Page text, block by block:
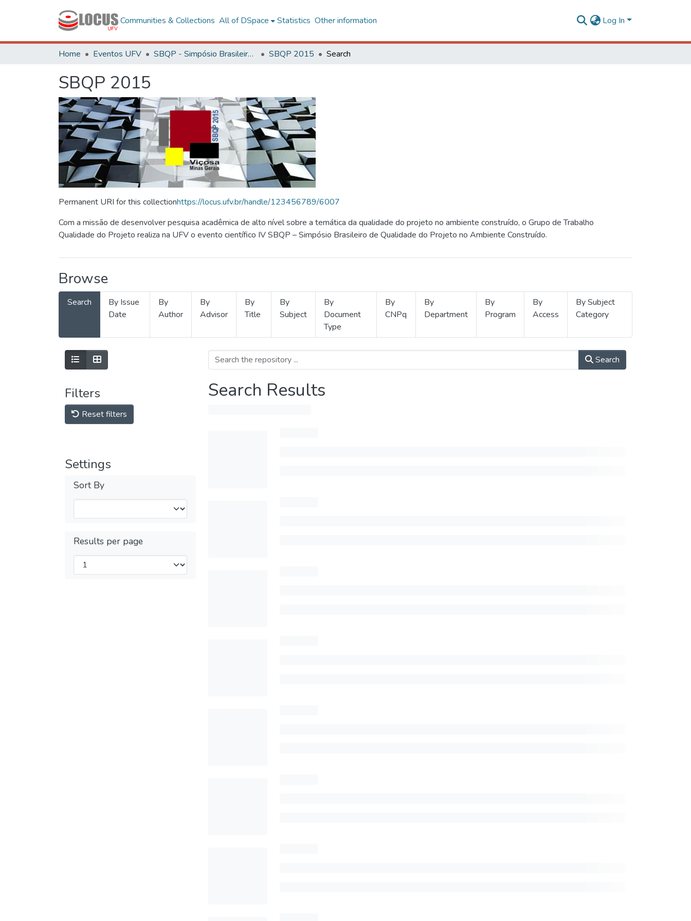
Communities & Collections All of DSpace Statistics Other information Log In
Home Eventos UFV SBQP - Simpósio Brasileiro de Qualidade do Projeto no Ambiente Construído SBQP 2015 Search
SBQP 2015
Permanent URI for this collectionhttps://locus.ufv.br/handle/123456789/6007
Com a missão de desenvolver pesquisa acadêmica de alto nível sobre a temática da qualidade do projeto no ambiente construído, o Grupo de Trabalho
Qualidade do Projeto realiza na UFV o evento científico IV SBQP – Simpósio Brasileiro de Qualidade do Projeto no Ambiente Construído.
Browse
Search
By Issue
Date
By
Author
By
Advisor
By
Title
By
Subject
By
Document
Type
By
CNPq
By
Department
By
Program
By
Access
By Subject
Category
Filters
Reset filters
Settings
Sort By
Results per page
Search
Search Results